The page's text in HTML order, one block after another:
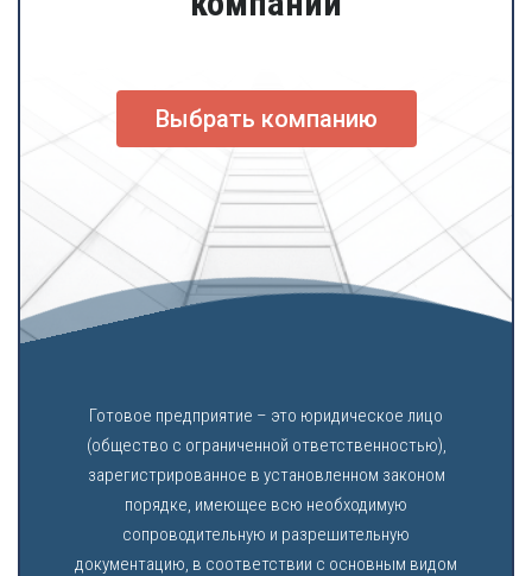
Выбрать компанию
Готовое предприятие – это юридическое лицо
(общество с ограниченной ответственностью),
зарегистрированное в установленном законом
порядке, имеющее всю необходимую
сопроводительную и разрешительную
документацию, в соответствии с основным видом